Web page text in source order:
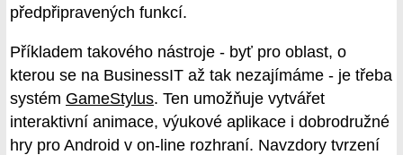
předpřipravených funkcí.
Příkladem takového nástroje - byť pro oblast, o
kterou se na BusinessIT až tak nezajímáme - je třeba
systém GameStylus. Ten umožňuje vytvářet
interaktivní animace, výukové aplikace i dobrodružné
hry pro Android v on-line rozhraní. Navzdory tvrzení